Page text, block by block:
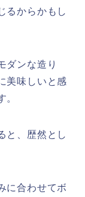
るからかもし
ダンな造り
美味しいと感
。
と、歴然とし
に合わせてボ